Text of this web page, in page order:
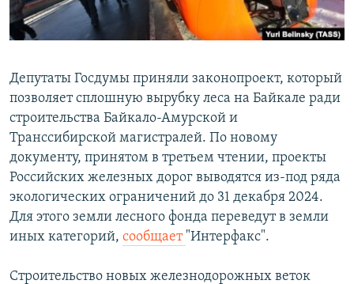
Все сайты РСЕ/РС
Депутаты Госдумы приняли законопроект, который
позволяет сплошную вырубку леса на Байкале ради
строительства Байкало-Амурской и
Транссибирской магистралей. По новому
документу, принятом в третьем чтении, проекты
Российских железных дорог выводятся из-под ряда
экологических ограничений до 31 декабря 2024.
Для этого земли лесного фонда переведут в земли
иных категорий, сообщает "Интерфакс".
Строительство новых железнодорожных веток